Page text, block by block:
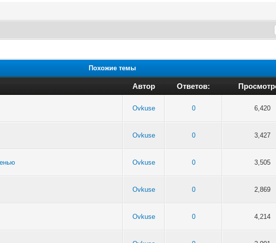
Похожие темы
Автор Ответов:
Ovkuse 0 6,420
Ovkuse 0 3,427
Ovkuse 0 3,505
Ovkuse 0 2,869
Ovkuse 0 4,214